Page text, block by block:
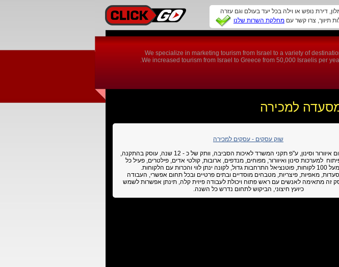
דירת נופש או וילה בכל יעד בעולם וגם עזרה
מחלקת השרות שלנו
We specialize in marketing tourism from Israel to a variety of
We increased tourism from Israel to Greece from 50,000 Israelis per
למכירה
שוק עסקים - עסקים למכירה
עסק פעיל בתחום איוורור וסינון, ע"פ תקני המשרד לאיכות הסביבה, וותק של כ - 12 שנה, עוסק בהתקנה,
למערכות סינון ואיוורור, מפוחים, מנדפים, ארובות, קולטי אדים, פילטרים, פעיל כל
ינתן לווי והכרות עם הלקוחות.
מאפיות, פיצריות, מטבחים מוסדיים ובתים פרטיים ובכל תחום אפשרי, העבודה
זה מתאימה לאנשים עם ראש פתוח ויכולת לעבודה פיזית קלה, תינתן אפשרות לשמש
כיועץ חיצוני, הביקוש לתחום נדרש כל השנה.